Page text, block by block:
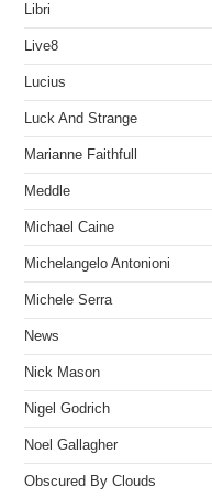
Libri
Live8
Lucius
Luck And Strange
Marianne Faithfull
Meddle
Michael Caine
Michelangelo Antonioni
Michele Serra
News
Nick Mason
Nigel Godrich
Noel Gallagher
Obscured By Clouds